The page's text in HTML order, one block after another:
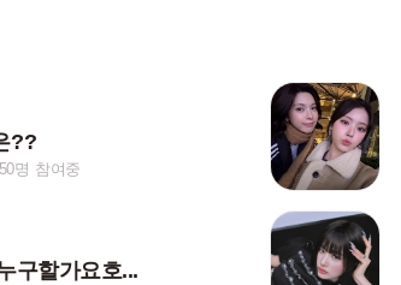
??
50명 참여중
구할가요호...